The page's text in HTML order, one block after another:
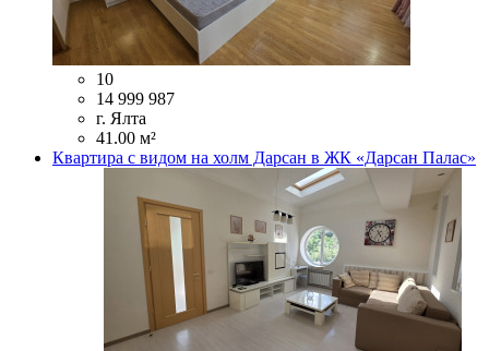
10
14 999 987
г. Ялта
41.00 м²
Квартира с видом на холм Дарсан в ЖК «Дарсан Палас»